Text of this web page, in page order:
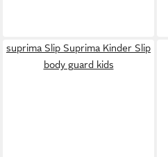
suprima Slip Suprima Kinder Slip
body guard kids